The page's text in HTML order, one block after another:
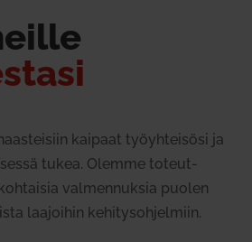
kaipaat työyh­teisösi ja
tukea. Olemme toteut­
val­men­nuksia puolen
laa­joihin kehi­tys­oh­jelmiin.